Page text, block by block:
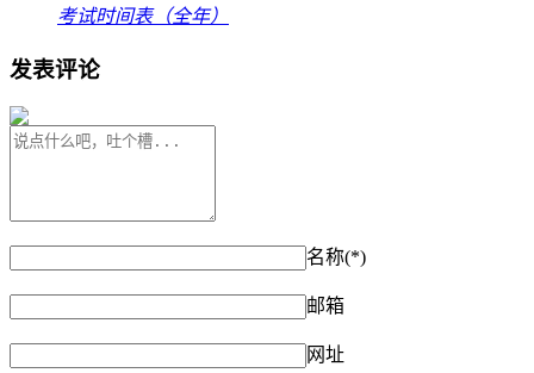
考试时间表（全年）
发表评论
名称(*)
邮箱
网址